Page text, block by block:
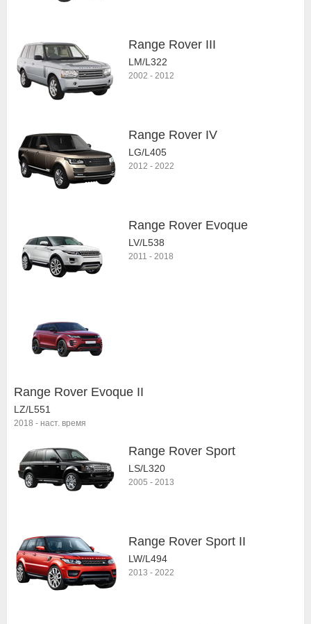
Range Rover III
LM/L322
2002 - 2012
Range Rover IV
LG/L405
2012 - 2022
Range Rover Evoque
LV/L538
2011 - 2018
Range Rover Evoque II
LZ/L551
2018 - наст. время
Range Rover Sport
LS/L320
2005 - 2013
Range Rover Sport II
LW/L494
2013 - 2022